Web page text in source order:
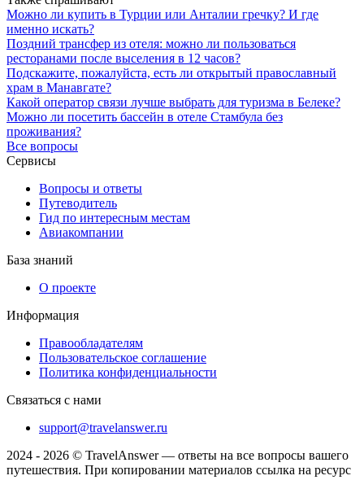
Можно ли купить в Турции или Анталии гречку? И где
именно искать?
Поздний трансфер из отеля: можно ли пользоваться
ресторанами после выселения в 12 часов?
Подскажите, пожалуйста, есть ли открытый православный
храм в Манавгате?
Какой оператор связи лучше выбрать для туризма в Белеке?
Можно ли посетить бассейн в отеле Стамбула без
проживания?
Все вопросы
Сервисы
Вопросы и ответы
Путеводитель
Гид по интересным местам
Авиакомпании
База знаний
О проекте
Информация
Правообладателям
Пользовательское соглашение
Политика конфиденциальности
Связаться с нами
support@travelanswer.ru
2024 - 2026 © TravelAnswer — ответы на все вопросы вашего
путешествия. При копировании материалов ссылка на ресурс